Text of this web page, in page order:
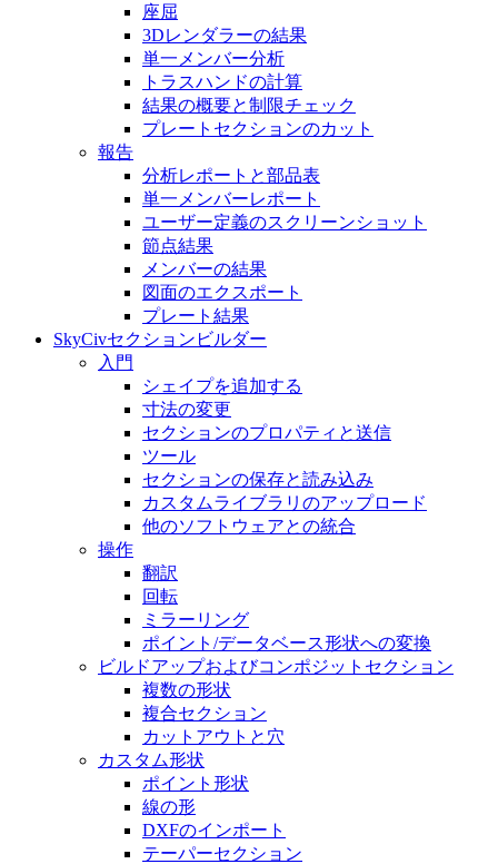
座屈
3Dレンダラーの結果
単一メンバー分析
トラスハンドの計算
結果の概要と制限チェック
プレートセクションのカット
報告
分析レポートと部品表
単一メンバーレポート
ユーザー定義のスクリーンショット
節点結果
メンバーの結果
図面のエクスポート
プレート結果
SkyCivセクションビルダー
入門
シェイプを追加する
寸法の変​​更
セクションのプロパティと送信
ツール
セクションの保存と読み込み
カスタムライブラリのアップロード
他のソフトウェアとの統合
操作
翻訳
回転
ミラーリング
ポイント/データベース形状への変換
ビルドアップおよびコンポジットセクション
複数の形状
複合セクション
カットアウトと穴
カスタム形状
ポイント形状
線の形
DXFのインポート
テーパーセクション